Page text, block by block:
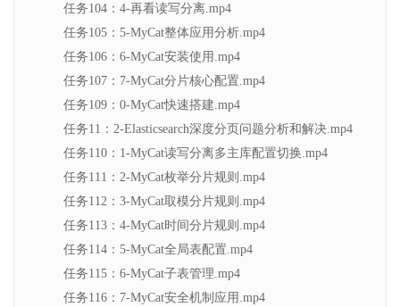
任务104：4-再看读写分离.mp4
任务105：5-MyCat整体应用分析.mp4
任务106：6-MyCat安装使用.mp4
任务107：7-MyCat分片核心配置.mp4
任务109：0-MyCat快速搭建.mp4
任务11：2-Elasticsearch深度分页问题分析和解决.mp4
任务110：1-MyCat读写分离多主库配置切换.mp4
任务111：2-MyCat枚举分片规则.mp4
任务112：3-MyCat取模分片规则.mp4
任务113：4-MyCat时间分片规则.mp4
任务114：5-MyCat全局表配置.mp4
任务115：6-MyCat子表管理.mp4
任务116：7-MyCat安全机制应用.mp4